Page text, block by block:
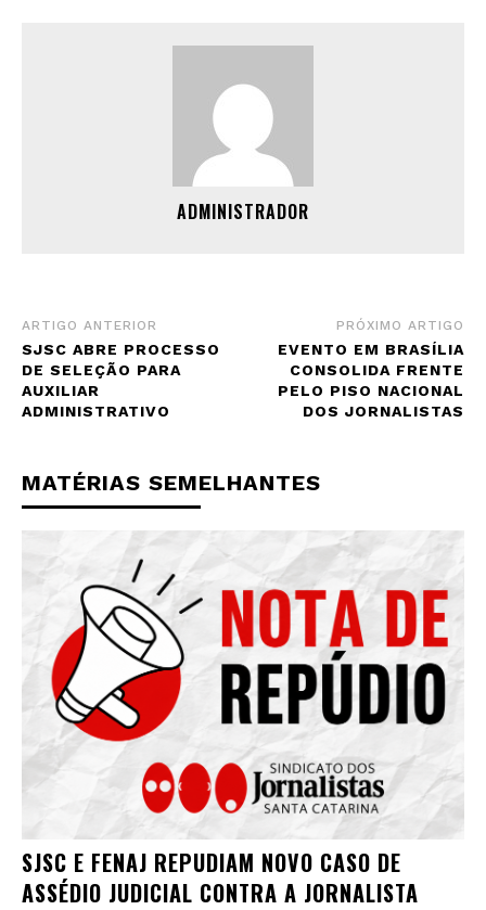
ADMINISTRADOR
ARTIGO ANTERIOR
SJSC ABRE PROCESSO
DE SELEÇÃO PARA
AUXILIAR
ADMINISTRATIVO
PRÓXIMO ARTIGO
EVENTO EM BRASÍLIA
CONSOLIDA FRENTE
PELO PISO NACIONAL
DOS JORNALISTAS
MATÉRIAS SEMELHANTES
SJSC E FENAJ REPUDIAM NOVO CASO DE
ASSÉDIO JUDICIAL CONTRA A JORNALISTA